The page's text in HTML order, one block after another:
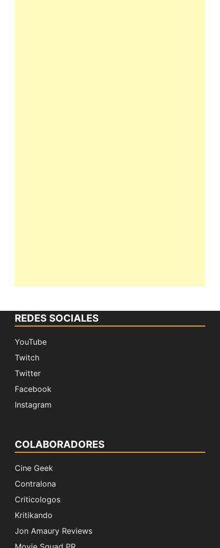
REDES SOCIALES
YouTube
Twitch
Twitter
Facebook
Instagram
COLABORADORES
Cine Geek
Contralona
Criticologos
Kritikando
Jon Amaury Reviews